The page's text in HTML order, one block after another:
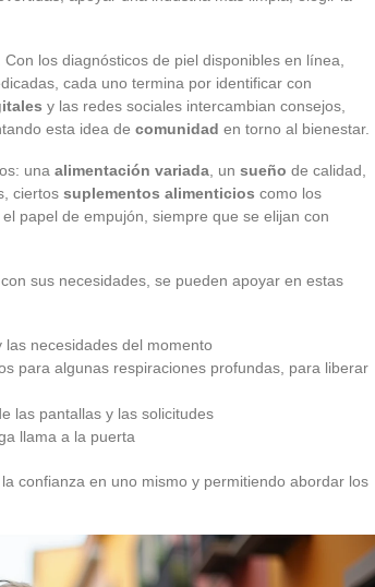
los diagnósticos de piel disponibles en línea,
cada uno termina por identificar con
y las redes sociales intercambian consejos,
esta idea de comunidad en torno al bienestar.
una alimentación variada , un sueño de calidad,
ciertos suplementos alimenticios como los
papel de empujón, siempre que se elijan con
sus necesidades, se pueden apoyar en estas
necesidades del momento
para algunas respiraciones profundas, para liberar
las pantallas y las solicitudes
llama a la puerta
confianza en uno mismo y permitiendo abordar los